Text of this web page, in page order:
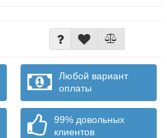
Любой вариант
оплаты
99% довольных
клиентов